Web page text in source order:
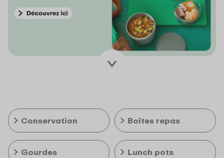
Conservation Boîtes repas
Gourdes Lunch pots